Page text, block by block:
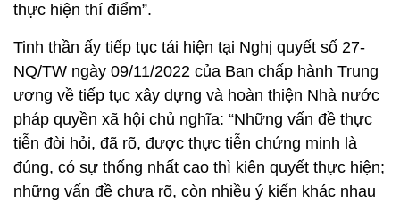
thực hiện thí điểm”.
Tinh thần ấy tiếp tục tái hiện tại Nghị quyết số 27-
NQ/TW ngày 09/11/2022 của Ban chấp hành Trung
ương về tiếp tục xây dựng và hoàn thiện Nhà nước
pháp quyền xã hội chủ nghĩa: “Những vấn đề thực
tiễn đòi hỏi, đã rõ, được thực tiễn chứng minh là
đúng, có sự thống nhất cao thì kiên quyết thực hiện;
những vấn đề chưa rõ, còn nhiều ý kiến khác nhau